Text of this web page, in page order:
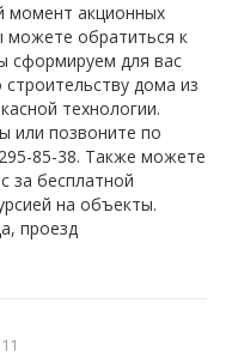
момент акционных
обратиться к
для вас
дома из
технологии.
или позвоните по
85-38. Также можете
за бесплатной
на объекты.
проезд